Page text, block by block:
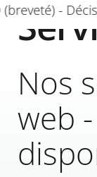
-
Nos
web